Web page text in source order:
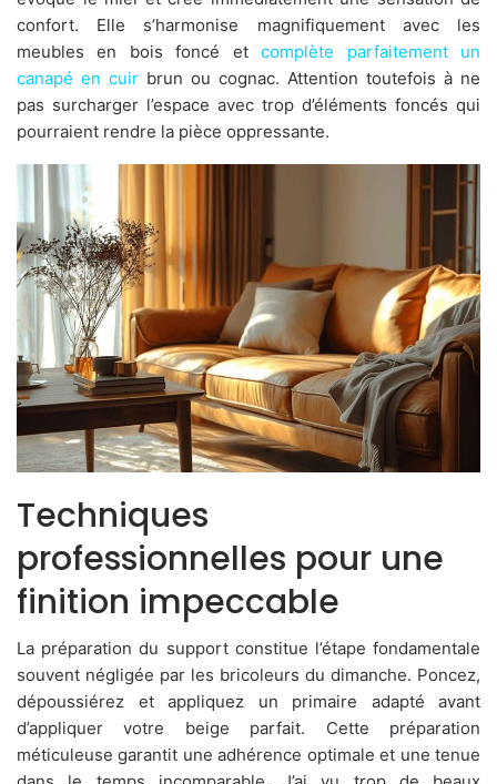
confort. Elle s’harmonise magnifiquement avec les
meubles en bois foncé etcomplète parfaitement un
canapé en cuir brun ou cognac. Attention toutefois à ne
pas surcharger l’espace avec trop d’éléments foncés qui
pourraient rendre la pièce oppressante.
Techniques
professionnelles pour une
finition impeccable
La préparation du support constitue l’étape fondamentale
souvent négligée par les bricoleurs du dimanche. Poncez,
dépoussiérez et appliquez un primaire adapté avant
d’appliquer votre beige parfait. Cette préparation
méticuleuse garantit une adhérence optimale et une tenue